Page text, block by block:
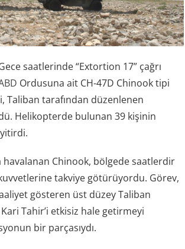
saatlerinde “Extortion 17” çağrı
Ordusuna ait CH-47D Chinook tipi
Taliban tarafından düzenlenen
Helikopterde bulunan 39 kişinin
yitirdi.
havalanan Chinook, bölgede saatlerdir
takviye götürüyordu. Görev,
gösteren üst düzey Taliban
Tahir’i etkisiz hale getirmeyi
bir parçasıydı.